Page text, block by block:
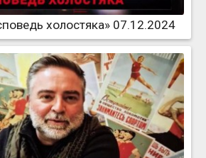
холостяка» 07.12.2024